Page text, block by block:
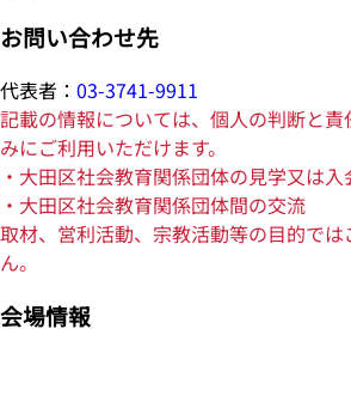
お問い合わせ先
代表者： 03-3741-9911
記載の情報については、個人の判断と
みにご利用いただけます。
・大田区社会教育関係団体の見学又は入
・大田区社会教育関係団体間の交流
取材、営利活動、宗教活動等の目的で
ん。
会場情報